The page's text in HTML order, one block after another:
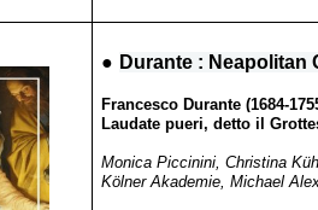
● Durante : Neapolitan
Francesco Durante (1684-
Laudate pueri, detto il
Monica Piccinini, Christina
Kölner Akademie, Michael